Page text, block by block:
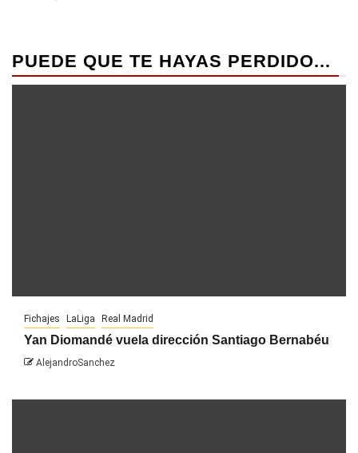
PUEDE QUE TE HAYAS PERDIDO...
Fichajes LaLiga Real Madrid
Yan Diomandé vuela dirección Santiago Bernabéu
AlejandroSanchez